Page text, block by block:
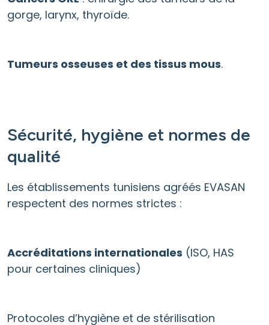
gorge, larynx, thyroïde.
Tumeurs osseuses et des tissus mous.
Sécurité, hygiène et normes de
qualité
Les établissements tunisiens agréés EVASAN
respectent des normes strictes :
Accréditations internationales (ISO, HAS
pour certaines cliniques)
Protocoles d’hygiène et de stérilisation